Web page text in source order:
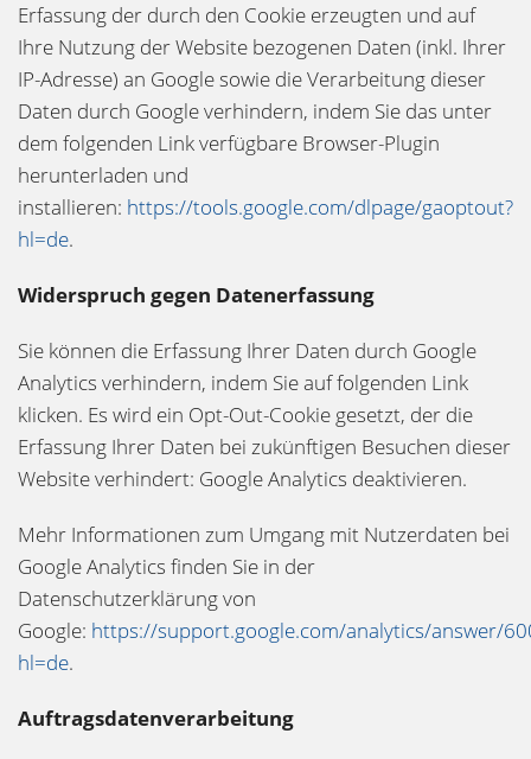
Erfassung der durch den Cookie erzeugten und auf
Ihre Nutzung der Website bezogenen Daten (inkl. Ihrer
IP-Adresse) an Google sowie die Verarbeitung dieser
Daten durch Google verhindern, indem Sie das unter
dem folgenden Link verfügbare Browser-Plugin
herunterladen und
installieren: https://tools.google.com/dlpage/gaoptout?
hl=de.
Widerspruch gegen Datenerfassung
Sie können die Erfassung Ihrer Daten durch Google
Analytics verhindern, indem Sie auf folgenden Link
klicken. Es wird ein Opt-Out-Cookie gesetzt, der die
Erfassung Ihrer Daten bei zukünftigen Besuchen dieser
Website verhindert: Google Analytics deaktivieren.
Mehr Informationen zum Umgang mit Nutzerdaten bei
Google Analytics finden Sie in der
Datenschutzerklärung von
Google: https://support.google.com/analytics/answer/
hl=de.
Auftragsdatenverarbeitung